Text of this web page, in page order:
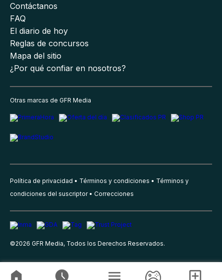
Contáctanos
FAQ
El diario de hoy
Reglas de concursos
Mapa del sitio
¿Por qué confiar en nosotros?
Otras marcas de GFR Media
Política de privacidad Términos y condiciones
Términos y
condiciones del suscriptor
Correcciones
©2026 GFR Media, Todos los Derechos Reservados.